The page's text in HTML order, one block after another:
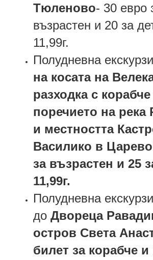
Тюленово- 30 евро
възрастен и 20 за
11,99г.
Полудневна
на косата на
разходка с
поречието на река
и местността
Василико в
за възрастен и 25
11,99г.
Полудневна
до Двореца
остров Света
билет за корабче